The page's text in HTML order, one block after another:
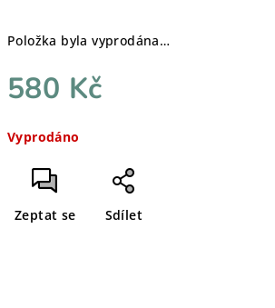
Položka byla vyprodána…
580 Kč
cena:
Vyprodáno
Zeptat se Sdílet